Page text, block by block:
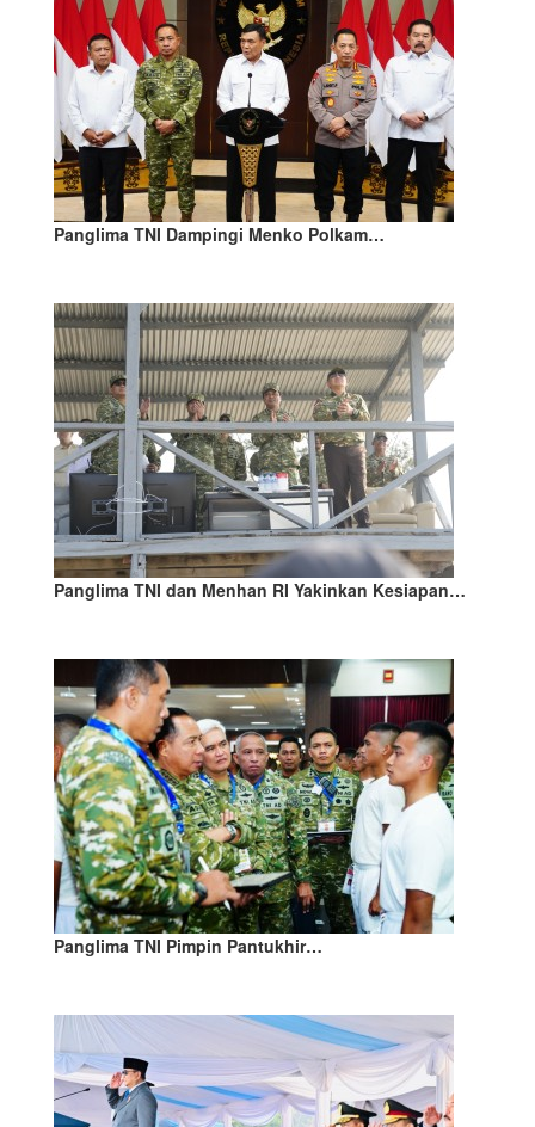
Panglima TNI Dampingi Menko Polkam…
Panglima TNI dan Menhan RI Yakinkan Kesiapan…
Panglima TNI Pimpin Pantukhir…